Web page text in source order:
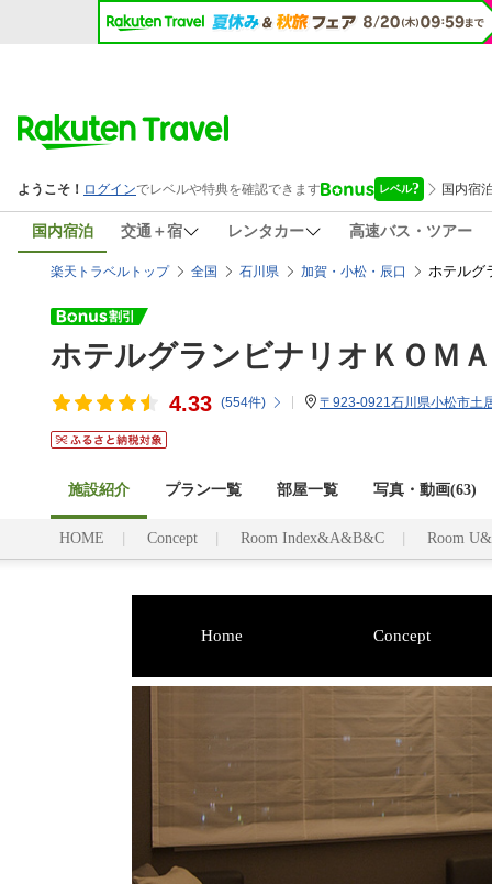
国内宿泊 交通＋宿 レンタカー 高速バス・ツアー
楽天トラベルトップ 全国 石川県 加賀・小松・辰口 ホテルグ
ホテルグランビナリオＫＯＭ
4.33 (554件) 〒923-0921石川県小松市土
施設紹介 プラン一覧 部屋一覧 写真・動画(63)
HOME Concept Room Index&A&B&C Room
Home Concept